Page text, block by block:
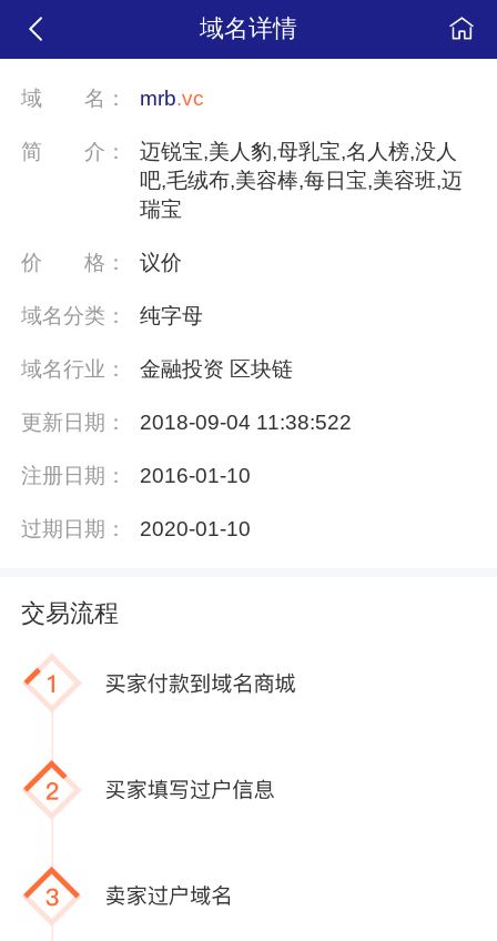
域名详情
域名： mrb.vc
简 介：
迈锐宝,美人豹,母乳宝,名人榜,没人
吧,毛绒布,美容棒,每日宝,美容班,迈
瑞宝
价格： 议价
域名分类： 纯字母
域名行业： 金融投资 区块链
更新日期： 2018-09-04 11:38:522
注册日期： 2016-01-10
过期日期： 2020-01-10
交易流程